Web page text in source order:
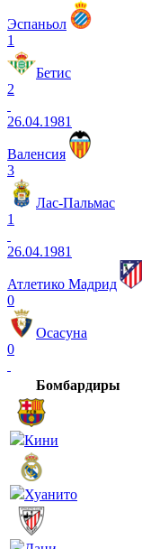
Эспаньол
1
Бетис
2
26.04.1981
Валенсия
3
Лас-Пальмас
1
26.04.1981
Атлетико Мадрид
0
Осасуна
0
Бомбардиры
Кини
Хуанито